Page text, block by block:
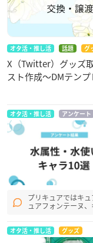
オタ活・推し活 話題 グ
X（Twitter）グッズ
スト作成〜DMテン
オタ活・推し活 アンケート
プリキュアではキ
ュアフォンテーヌ
オタ活・推し活 グッズ